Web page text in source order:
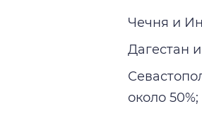
Чечня и
Дагестан
около 50%;